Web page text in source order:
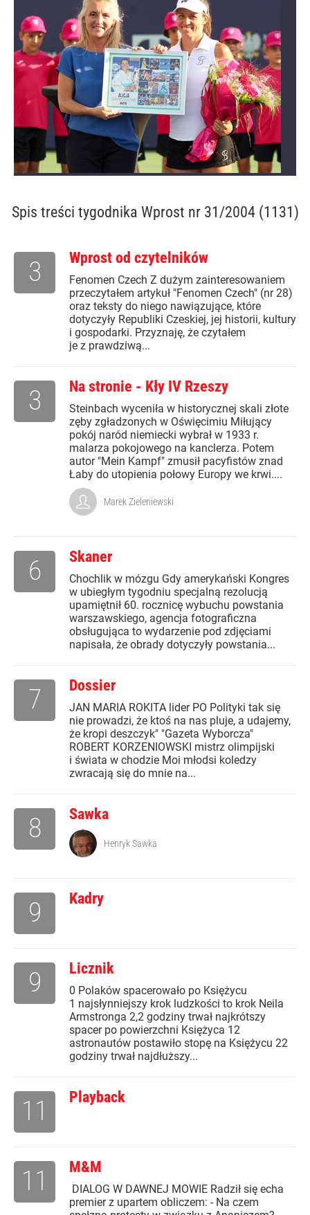
Spis treści tygodnika Wprost nr 31/2004 (1131)
Wprost od czytelników
Fenomen Czech Z dużym zainteresowaniem
przeczytałem artykuł "Fenomen Czech" (nr 28)
oraz teksty do niego nawiązujące, które
dotyczyły Republiki Czeskiej, jej historii, kultury
i gospodarki. Przyznaję, że czytałem
je z prawdziwą...
3
Na stronie - Kły IV Rzeszy
Steinbach wyceniła w historycznej skali złote
zęby zgładzonych w Oświęcimiu Miłujący
pokój naród niemiecki wybrał w 1933 r.
malarza pokojowego na kanclerza. Potem
autor "Mein Kampf" zmusił pacyfistów znad
Łaby do utopienia połowy Europy we krwi....
3
Marek Zieleniewski
Skaner
Chochlik w mózgu Gdy amerykański Kongres
w ubiegłym tygodniu specjalną rezolucją
upamiętnił 60. rocznicę wybuchu powstania
warszawskiego, agencja fotograficzna
obsługująca to wydarzenie pod zdjęciami
napisała, że obrady dotyczyły powstania...
6
Dossier
JAN MARIA ROKITA lider PO Polityki tak się
nie prowadzi, że ktoś na nas pluje, a udajemy,
że kropi deszczyk" "Gazeta Wyborcza"
ROBERT KORZENIOWSKI mistrz olimpijski
i świata w chodzie Moi młodsi koledzy
zwracają się do mnie na...
7
Sawka
8 Henryk Sawka
Kadry
9
Licznik
0 Polaków spacerowało po Księżycu
1 najsłynniejszy krok ludzkości to krok Neila
Armstronga 2,2 godziny trwał najkrótszy
spacer po powierzchni Księżyca 12
astronautów postawiło stopę na Księżycu 22
godziny trwał najdłuższy...
9
Playback
11
M&M
DIALOG W DAWNEJ MOWIE Radził się echa
premier z upartem obliczem: - Na czem
11